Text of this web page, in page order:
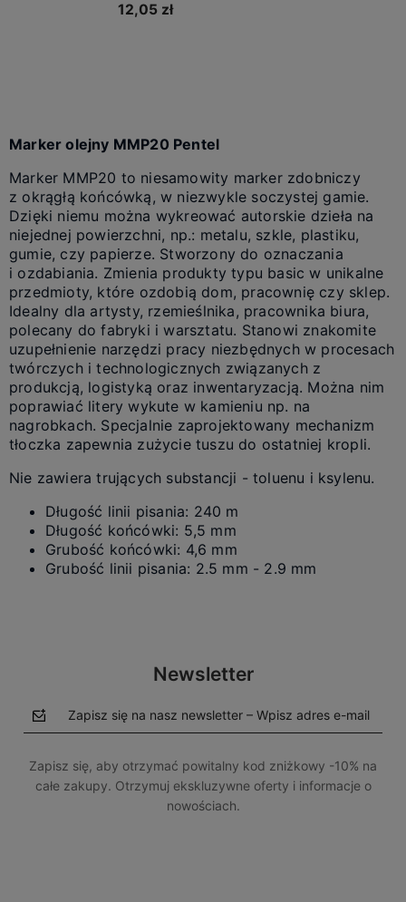
12,05 zł
Marker olejny MMP20 Pentel
Marker MMP20 to niesamowity marker zdobniczy
z okrągłą końcówką, w niezwykle soczystej gamie.
Dzięki niemu można wykreować autorskie dzieła na
niejednej powierzchni, np.: metalu, szkle, plastiku,
gumie, czy papierze. Stworzony do oznaczania
i ozdabiania. Zmienia produkty typu basic w unikalne
przedmioty, które ozdobią dom, pracownię czy sklep.
Idealny dla artysty, rzemieślnika, pracownika biura,
polecany do fabryki i warsztatu. Stanowi znakomite
uzupełnienie narzędzi pracy niezbędnych w procesach
twórczych i technologicznych związanych z
produkcją, logistyką oraz inwentaryzacją. Można nim
poprawiać litery wykute w kamieniu np. na
nagrobkach. Specjalnie zaprojektowany mechanizm
tłoczka zapewnia zużycie tuszu do ostatniej kropli.
Nie zawiera trujących substancji - toluenu i ksylenu.
Długość linii pisania: 240 m
Długość końcówki: 5,5 mm
Grubość końcówki: 4,6 mm
Grubość linii pisania: 2.5 mm - 2.9 mm
Newsletter
Zapisz się, aby otrzymać powitalny kod zniżkowy -10% na
całe zakupy. Otrzymuj ekskluzywne oferty i informacje o
nowościach.
Zapisz się na nasz newsletter – Wpisz adres e-mail